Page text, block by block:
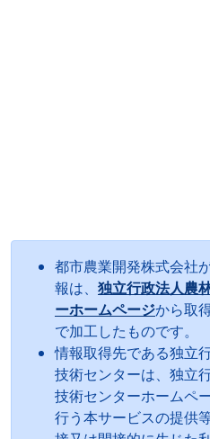
都市農業開発株式会社
報は、 独立行政法人農
ーホームページから取
で加工したものです。
情報取得先である独立
技術センターは、独立
技術センターホームペ
行う本サービスの提供